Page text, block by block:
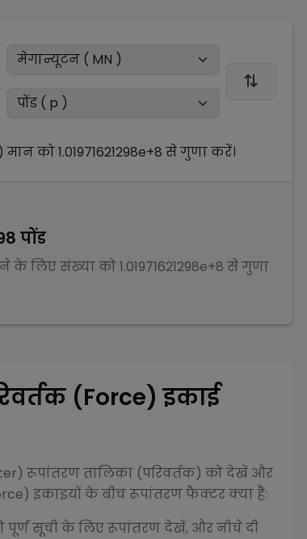
मान को1.01971621298e+8 सेगुणाकरें।
पोंड
के लिए संख्या को1.01971621298e+8 सेगुणा
(Force) इकाई
रूपांतरण तालिका (परिवर्तक) को देखें और
इकाइयों के बीच रूपांतरण फैक्टर क्या हैं:
पूर्ण सूची के लिए रूपांतरण देखें, और नीचे दी